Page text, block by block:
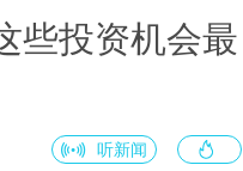
些投资机会最
听新闻